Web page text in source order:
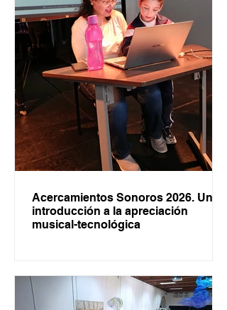
Acercamientos Sonoros 2026. Una
introducción a la apreciación
musical-tecnológica